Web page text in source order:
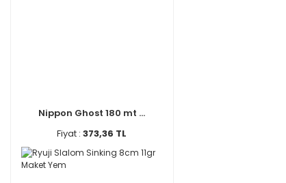
Nippon Ghost 180 mt ...
Fiyat :373,36 TL